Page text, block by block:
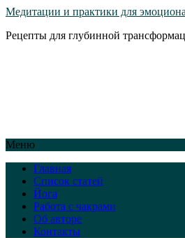
Медитации и практики для
Рецепты для глубинной
Меню
Главная
Список статей
Йога
Работа с чакрами
Об авторе
Контакты